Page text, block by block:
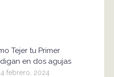
Tejer tu Primer
en dos agujas
febrero, 2024